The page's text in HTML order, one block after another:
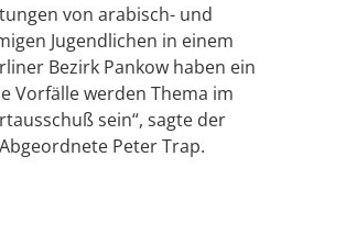
von arabisch- und
Jugendlichen in einem
Bezirk Pankow haben ein
Vorfälle werden Thema im
sein“, sagte der
Peter Trap.